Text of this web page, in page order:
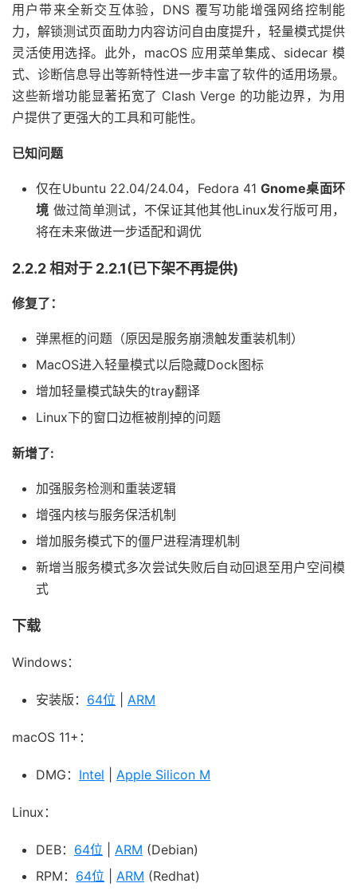
用户带来全新交互体验，DNS 覆写功能增强网络控制能
力，解锁测试页面助力内容访问自由度提升，轻量模式提供
灵活使用选择。此外，macOS 应用菜单集成、sidecar 模
式、诊断信息导出等新特性进一步丰富了软件的适用场景。
这些新增功能显著拓宽了 Clash Verge 的功能边界，为用
户提供了更强大的工具和可能性。
已知问题
仅在Ubuntu 22.04/24.04，Fedora 41Gnome桌面环
境 做过简单测试，不保证其他其他Linux发行版可用，
将在未来做进一步适配和调优
2.2.2 相对于 2.2.1(已下架不再提供)
修复了：
弹黑框的问题（原因是服务崩溃触发重装机制）
MacOS进入轻量模式以后隐藏Dock图标
增加轻量模式缺失的tray翻译
Linux下的窗口边框被削掉的问题
新增了:
加强服务检测和重装逻辑
增强内核与服务保活机制
增加服务模式下的僵尸进程清理机制
新增当服务模式多次尝试失败后自动回退至用户空间模
式
下载
Windows：
安装版： 64位 ARM
macOS 11+：
DMG： Intel Apple Silicon M
Linux：
DEB： 64位 ARM (Debian)
RPM： 64位 ARM (Redhat)